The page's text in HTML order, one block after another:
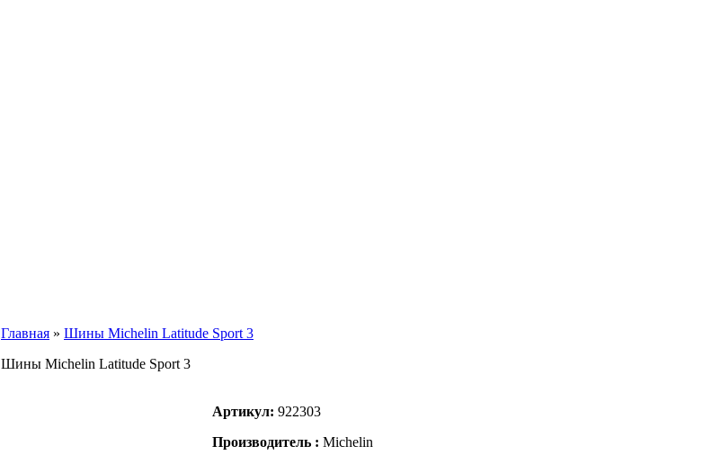
Главная » Шины Michelin Latitude Sport 3
Шины Michelin Latitude Sport 3
Артикул: 922303
Производитель : Michelin